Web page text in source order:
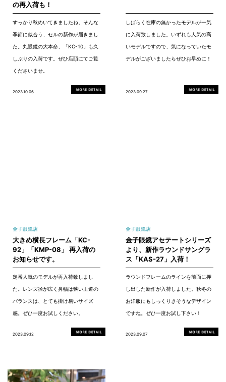
の再入荷も！
すっかり秋めいてきましたね。そんな
季節に似合う、セルの新作が届きまし
た。丸眼鏡の大本命、「KC-10」も久
しぶりの入荷です。ぜひ店頭にてご覧
くださいませ。
2023.10.06
しばらく在庫の無かったモデルが一気
に入荷致しました。いずれも人気の高
いモデルですので、気になっていたモ
デルがございましたらぜひお早めに！
2023.09.27
金子眼鏡店
大きめ横長フレーム「KC-
92」「KMP-08」 再入荷の
お知らせです。
定番人気のモデルが再入荷致しまし
た。レンズ径が広く鼻幅は狭い王道の
バランスは、とても掛け易いサイズ
感。ぜひ一度お試しください。
2023.09.12
金子眼鏡店
金子眼鏡アセテートシリーズ
より、新作ラウンドサングラ
ス「KAS-27」入荷！
ラウンドフレームのラインを前面に押
し出した新作が入荷しました。秋冬の
お洋服にもしっくりきそうなデザイン
ですね。ぜひ一度お試し下さい！
2023.09.07